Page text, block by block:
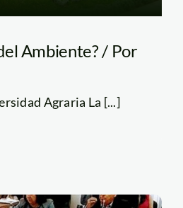
Ambiente? / Por
Agraria La [...]